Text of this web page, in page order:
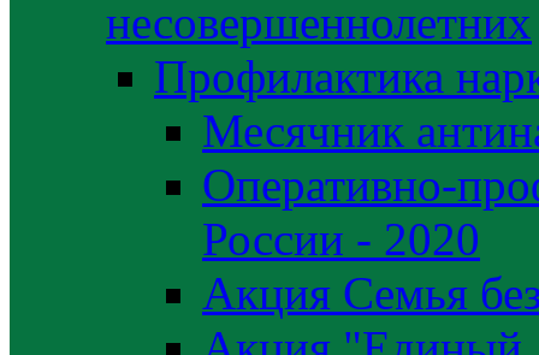
несовершеннолетних
Профилактика
Месячник
Оперативно-
России - 2020
Акция Семья